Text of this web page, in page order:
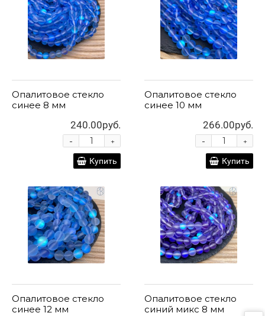
Опалитовое стекло
синее 8 мм
240.00руб.
+
-
Купить
Опалитовое стекло
синее 10 мм
266.00руб.
+
-
Купить
Опалитовое стекло
синее 12 мм
Опалитовое стекло
синий микс 8 мм